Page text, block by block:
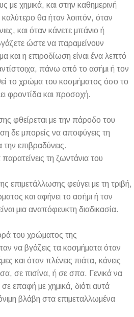
με χημικά, και στην καθημερινή
θα ήταν λοιπόν, όταν
και όταν κάνετε μπάνιο ή
ώστε να παραμείνουν
και η επιροδίωση είναι ένα λεπτό
πάνω από το ασήμι ή τον
το χρώμα του κοσμήματος όσο το
φροντίδα και προσοχή.
φθείρεται με την πάροδο του
δε μπορείς να αποφύγεις τη
επιβραδύνεις.
τη ζωντάνια του
επιμετάλλωσης φεύγει με τη τριβή,
και αφήνει το ασήμι ή τον
μια αναπόφευκτη διαδικασία.
του χρώματος της
να βγάζεις τα κοσμήματα όταν
και όταν πλένεις πιάτα, κάνεις
σε πισίνα, ή σε σπα. Γενικά να
επαφή με χημικά, διότι αυτά
βλάβη στα επιμεταλλωμένα